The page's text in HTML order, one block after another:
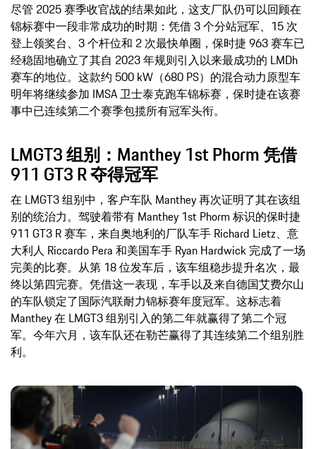
尽管 2025 赛季收官战的结果如此，这支厂队仍可以回顾在
锦标赛中一段非常成功的时期：凭借 3 个分站冠军、15 次
登上领奖台、3 个杆位和 2 次最快单圈，保时捷 963 赛车已
经稳固地确立了其自 2023 年规则引入以来最成功的 LMDh
赛车的地位。这款约 500 kW（680 PS）的混合动力原型车
明年将继续参加 IMSA 卫士泰克跑车锦标赛，保时捷在该赛
事中已连续第二个赛季包揽所有冠军头衔。
LMGT3 组别：Manthey 1st Phorm 凭借
911 GT3 R 夺得冠军
在 LMGT3 组别中，客户车队 Manthey 再次证明了其在该组
别的统治力。驾驶着带有 Manthey 1st Phorm 标识的保时捷
911 GT3 R 赛车，来自奥地利的厂队车手 Richard Lietz、意
大利人 Riccardo Pera 和美国车手 Ryan Hardwick 完成了一场
完美的比赛。从第 18 位发车后，该车组稳步提升名次，最
终以第四完赛。凭借这一表现，车手以及来自德国艾费尔山
的车队锁定了国际汽联耐力锦标赛年度冠军。这标志着
Manthey 在 LMGT3 组别引入的第二年就赢得了第二个冠
军。今年六月，该车队还在勒芒赢得了其连续第二个组别胜
利。